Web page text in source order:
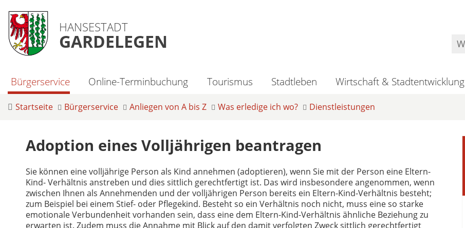
HANSESTADT
GARDELEGEN
Bürgerservice Online-Terminbuchung Tourismus Stadtleben Wirtschaft & Stadtentwicklung
Startseite Bürgerservice Anliegen von A bis Z Was erledige ich wo? Dienstleistungen
Adoption eines Volljährigen beantragen
Sie können eine volljährige Person als Kind annehmen (adoptieren), wenn Sie mit der Person eine Eltern-
Kind- Verhältnis anstreben und dies sittlich gerechtfertigt ist. Das wird insbesondere angenommen, wenn
zwischen Ihnen als Annehmenden und der volljährigen Person bereits ein Eltern-Kind-Verhältnis besteht;
zum Beispiel bei einem Stief- oder Pflegekind. Besteht so ein Verhältnis noch nicht, muss eine so starke
emotionale Verbundenheit vorhanden sein, dass eine dem Eltern-Kind-Verhältnis ähnliche Beziehung zu
erwarten ist. Zudem muss die Annahme mit Blick auf den damit verfolgten Zweck sittlich gerechtfertigt